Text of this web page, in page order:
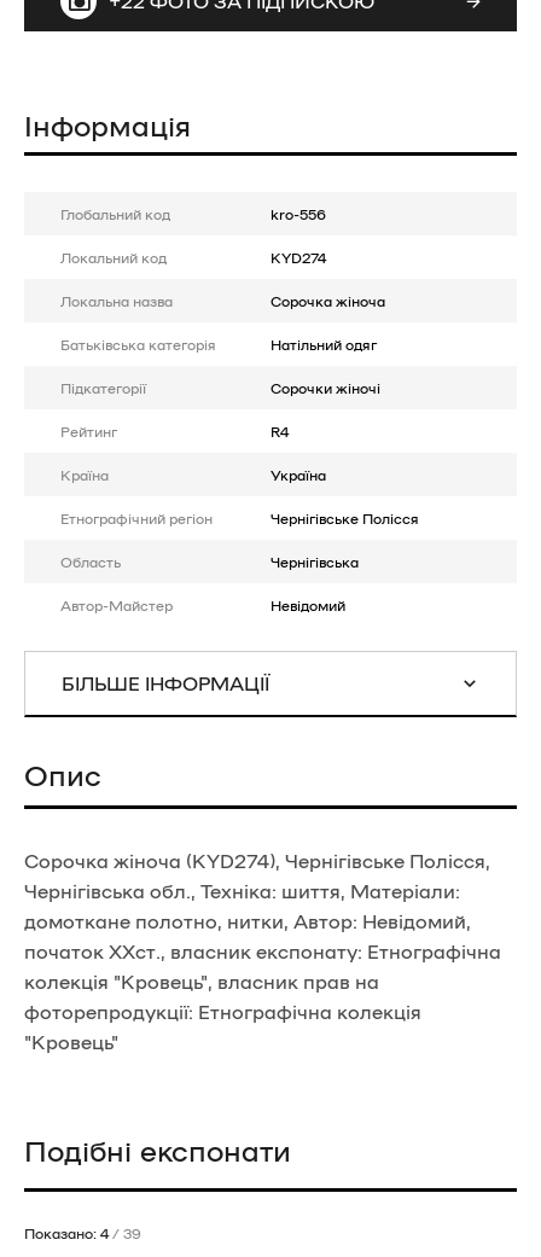
Інформація
Глобальний код kro-556
Локальний код KYD274
Локальна назва Сорочка жіноча
Батькiвська категорія Натільний одяг
Підкатегорії Сорочки жіночі
Рейтинг R4
Країна Україна
Етнографічний регіон Чернігівське Полісся
Область Чернігівська
Автор-Майстер Невідомий
БІЛЬШЕ ІНФОРМАЦІЇ
Опис
Сорочка жіноча (KYD274), Чернігівське Полісся,
Чернігівська обл., Техніка: шиття, Матеріали:
домоткане полотно, нитки, Автор: Невідомий,
початок ХХст., власник експонату: Етнографічна
колекція "Кровець", власник прав на
фоторепродукції: Етнографічна колекція
"Кровець"
Подібні експонати
Показано: 4 / 39